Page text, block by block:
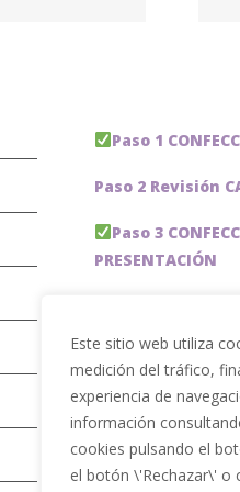
Este sitio web utiliza
medición del tráfico,
experiencia de
información
cookies pulsando el
el botón \'Rechazar\' o
Paso 1
Paso 2 Revisión
Paso 3
PRESENTACIÓN
Paso 5
PACKS DE
JOBAI,